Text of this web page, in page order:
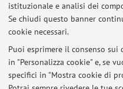
istituzionale e analisi dei
Se chiudi questo banner
cookie necessari.
Puoi esprimere il consenso
in "Personalizza cookie" e, se
specifici in "Mostra cookie di
Al momento